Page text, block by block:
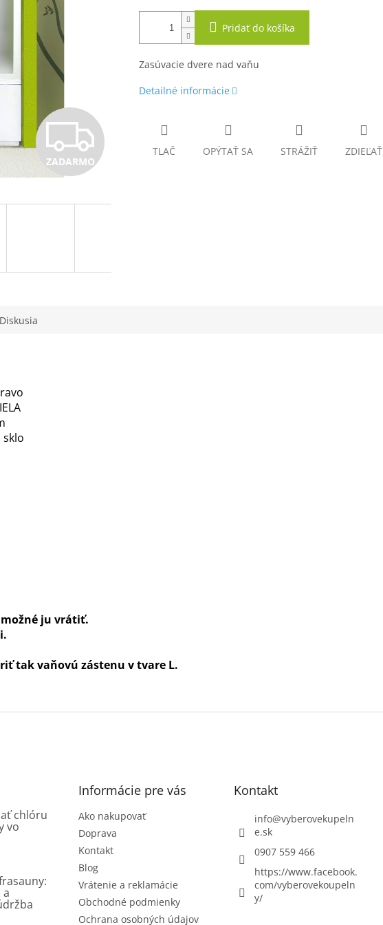
Z
A
ZADARMO
Pridať do košíka
Zasúvacie dvere nad vaňu
Detailné informácie
TLAČ OPÝTAŤ SA STRÁŽIŤ ZDIEĽAŤ
Diskusia
sklo
ju vrátiť.
tak vaňovú zástenu v tvare L.
chlóru
vo
a
Informácie pre vás
Ako nakupovať
Doprava
Kontakt
Blog
Vrátenie a reklamácie
Obchodné podmienky
Ochrana osobných údajov
Kontakt
info@vyberovekupeln
e.sk
0907 559 466
https://www.facebook.
com/vyberovekoupeln
y/